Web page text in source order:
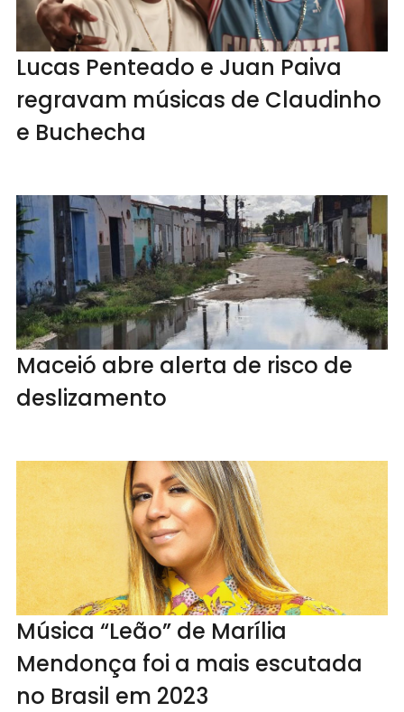
Lucas Penteado e Juan Paiva
regravam músicas de Claudinho
e Buchecha
Maceió abre alerta de risco de
deslizamento
Música “Leão” de Marília
Mendonça foi a mais escutada
no Brasil em 2023